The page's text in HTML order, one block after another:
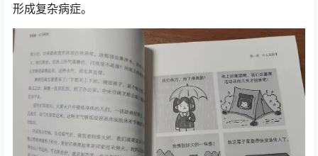
形成复杂病症。